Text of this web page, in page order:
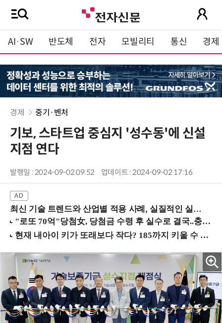
AI·SW 반도체 전자 모빌리티 통신 경제
경제 중기·벤처
기보, 스타트업 중심지 '성수동'에 신설
지점 연다
발행일 : 2024-09-02 09:52 업데이트 : 2024-09-02 17:16
최신 기술 트렌드와 산업별 적용 사례, 실질적인 실행 전략을 공유 (9/18 양재역)